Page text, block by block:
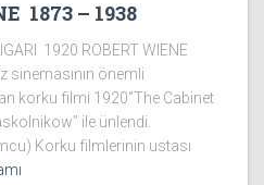
1873 – 1938
1920 ROBERT WIENE
sinemasının önemli
korku filmi 1920‘’The Cabinet
ile ünlendi.
Korku filmlerinin ustası